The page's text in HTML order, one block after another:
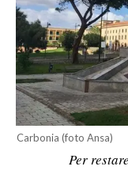
POLITICA
ECONOMIA
SERVIZI ALLE IMPRESE
LAVORO
Carbonia (foto Ansa)
Per